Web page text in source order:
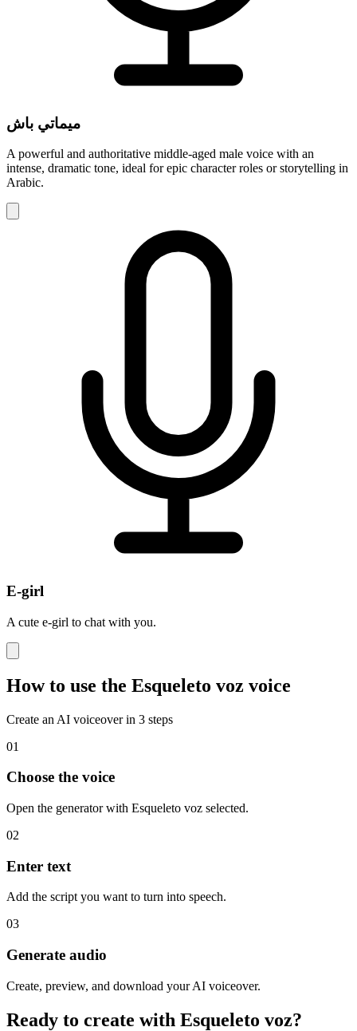
ميماتي باش
A powerful and authoritative middle-aged male voice with an
intense, dramatic tone, ideal for epic character roles or storytelling in
Arabic.
E-girl
A cute e-girl to chat with you.
How to use the Esqueleto voz voice
Create an AI voiceover in 3 steps
01
Choose the voice
Open the generator with Esqueleto voz selected.
02
Enter text
Add the script you want to turn into speech.
03
Generate audio
Create, preview, and download your AI voiceover.
Ready to create with Esqueleto voz?